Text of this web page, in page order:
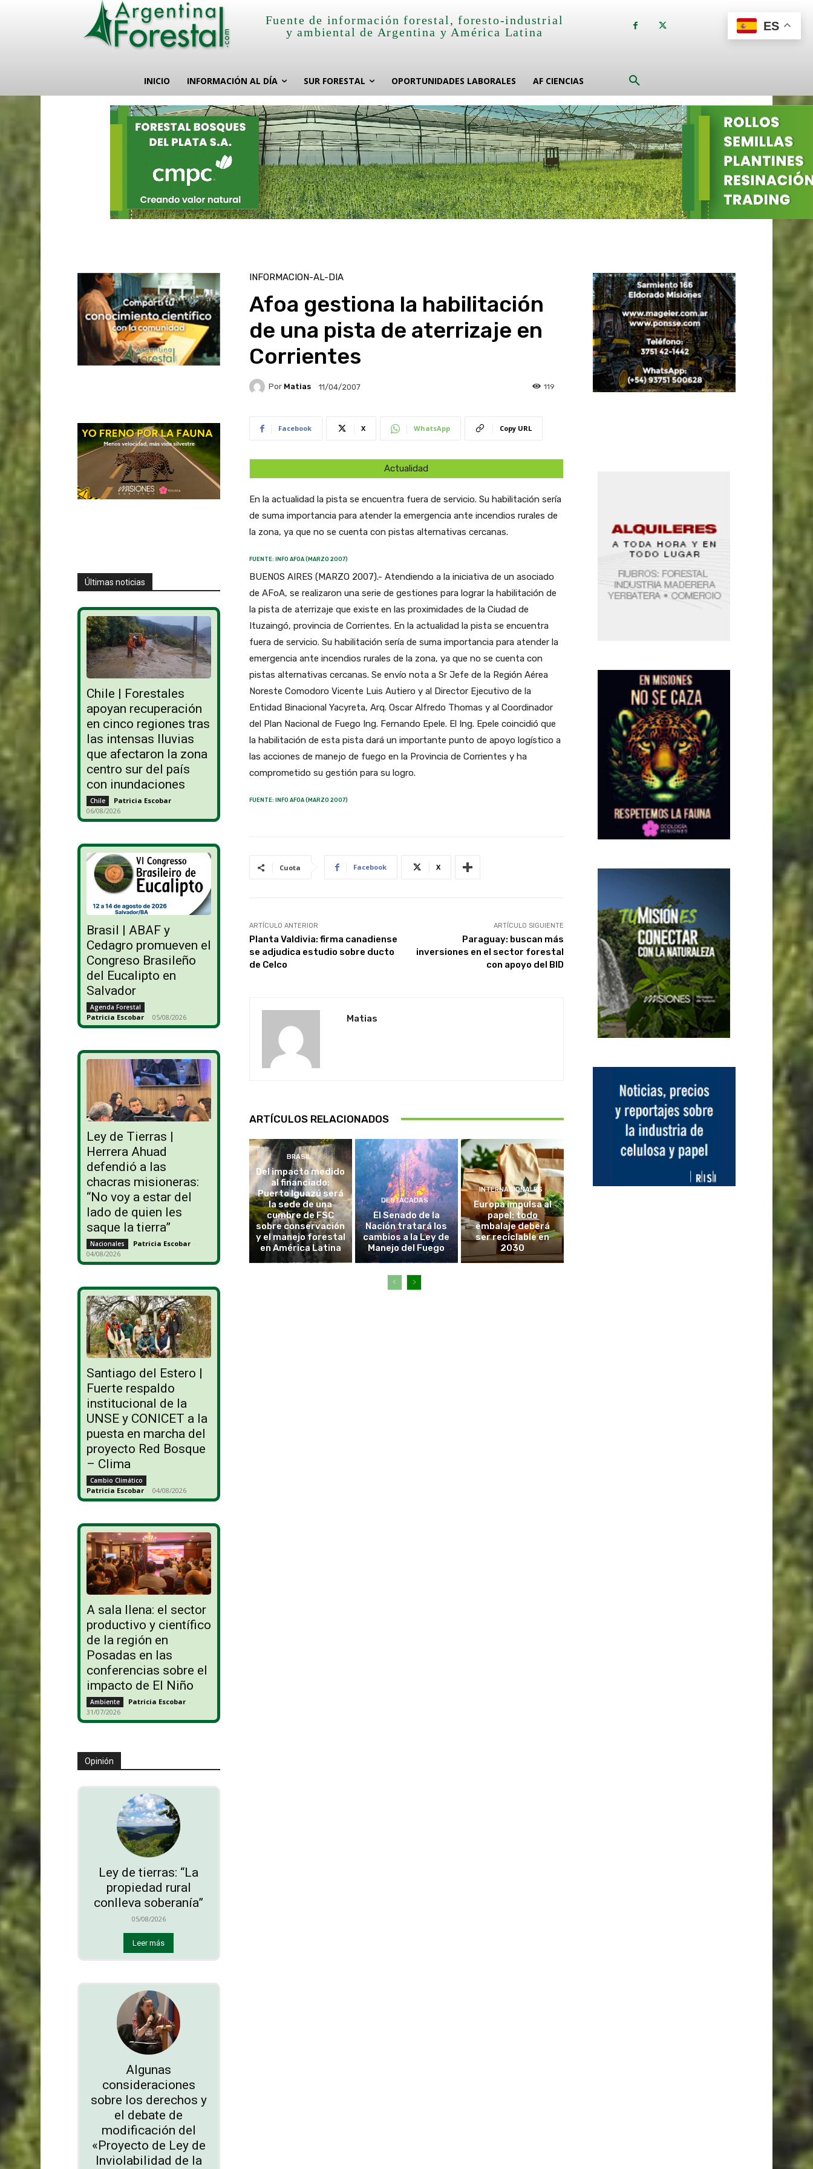
Fuente de información forestal, foresto-industrial
y ambiental de Argentina y América Latina
INICIO INFORMACIÓN AL DÍA SUR FORESTAL OPORTUNIDADES LABORALES AF CIENCIAS
Últimas noticias
Chile | Forestales
apoyan recuperación
en cinco regiones tras
las intensas lluvias
que afectaron la zona
centro sur del país
con inundaciones
Chile Patricia Escobar -
06/08/2026
Brasil | ABAF y
Cedagro promueven el
Congreso Brasileño
del Eucalipto en
Salvador
Agenda Forestal
Patricia Escobar - 05/08/2026
Ley de Tierras |
Herrera Ahuad
defendió a las
chacras misioneras:
“No voy a estar del
lado de quien les
saque la tierra”
Nacionales Patricia Escobar -
04/08/2026
Santiago del Estero |
Fuerte respaldo
institucional de la
UNSE y CONICET a la
puesta en marcha del
proyecto Red Bosque
– Clima
Cambio Climático
Patricia Escobar - 04/08/2026
A sala llena: el sector
productivo y científico
de la región en
Posadas en las
conferencias sobre el
impacto de El Niño
Ambiente Patricia Escobar -
31/07/2026
Opinión
Ley de tierras: “La
propiedad rural
conlleva soberanía”
05/08/2026
Leer más
Algunas
consideraciones
sobre los derechos y
el debate de
modificación del
«Proyecto de Ley de
Inviolabilidad de la
INFORMACION-AL-DIA
Afoa gestiona la habilitación
de una pista de aterrizaje en
Corrientes
Por Matias 11/04/2007 119
Facebook X WhatsApp Copy URL
Actualidad
En la actualidad la pista se encuentra fuera de servicio. Su habilitación sería
de suma importancia para atender la emergencia ante incendios rurales de
la zona, ya que no se cuenta con pistas alternativas cercanas.
FUENTE: INFO AFOA (MARZO 2007)
BUENOS AIRES (MARZO 2007).- Atendiendo a la iniciativa de un asociado
de AFoA, se realizaron una serie de gestiones para lograr la habilitación de
la pista de aterrizaje que existe en las proximidades de la Ciudad de
Ituzaingó, provincia de Corrientes. En la actualidad la pista se encuentra
fuera de servicio. Su habilitación sería de suma importancia para atender la
emergencia ante incendios rurales de la zona, ya que no se cuenta con
pistas alternativas cercanas. Se envío nota a Sr Jefe de la Región Aérea
Noreste Comodoro Vicente Luis Autiero y al Director Ejecutivo de la
Entidad Binacional Yacyreta, Arq. Oscar Alfredo Thomas y al Coordinador
del Plan Nacional de Fuego Ing. Fernando Epele. El Ing. Epele coincidió que
la habilitación de esta pista dará un importante punto de apoyo logístico a
las acciones de manejo de fuego en la Provincia de Corrientes y ha
comprometido su gestión para su logro.
FUENTE: INFO AFOA (MARZO 2007)
Cuota Facebook X
ARTÍCULO ANTERIOR
Planta Valdivia: firma canadiense
se adjudica estudio sobre ducto
de Celco
ARTÍCULO SIGUIENTE
Paraguay: buscan más
inversiones en el sector forestal
con apoyo del BID
Matias
ARTÍCULOS RELACIONADOS
BRASIL
Del impacto medido
al financiado:
Puerto Iguazú será
la sede de una
cumbre de FSC
sobre conservación
y el manejo forestal
en América Latina
DESTACADAS
El Senado de la
Nación tratará los
cambios a la Ley de
Manejo del Fuego
INTERNACIONALES
Europa impulsa al
papel: todo
embalaje deberá
ser reciclable en
2030
ES